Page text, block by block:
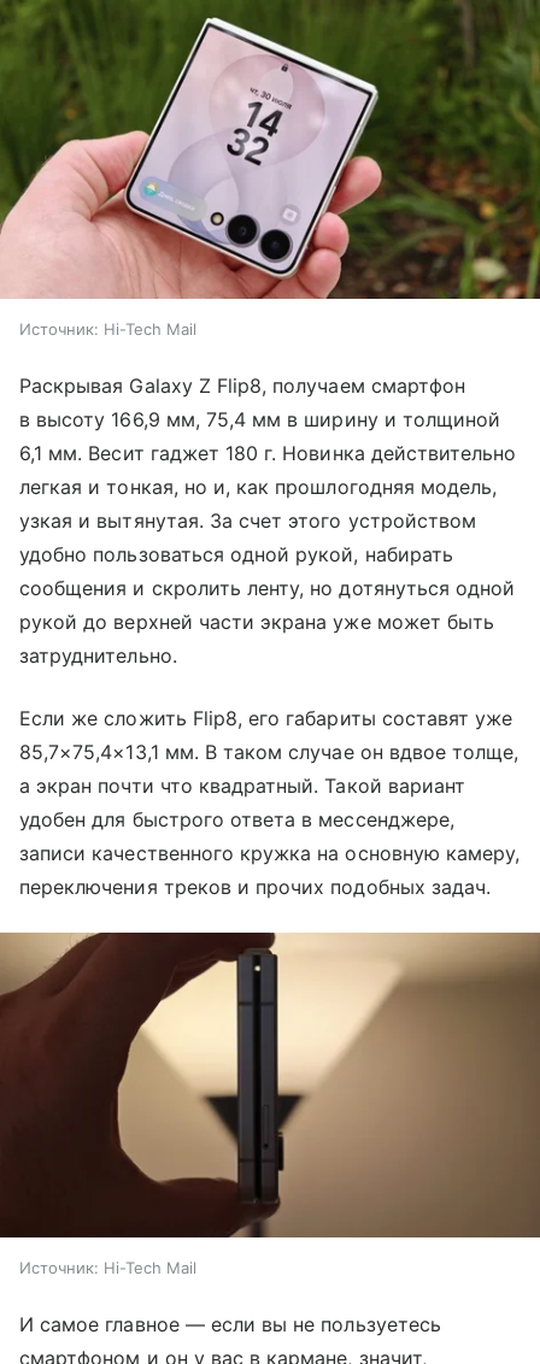
Источник: Hi-Tech Mail
Раскрывая Galaxy Z Flip8, получаем смартфон
в высоту 166,9 мм, 75,4 мм в ширину и толщиной
6,1 мм. Весит гаджет 180 г. Новинка действительно
легкая и тонкая, но и, как прошлогодняя модель,
узкая и вытянутая. За счет этого устройством
удобно пользоваться одной рукой, набирать
сообщения и скролить ленту, но дотянуться одной
рукой до верхней части экрана уже может быть
затруднительно.
Если же сложить Flip8, его габариты составят уже
85,7×75,4×13,1 мм. В таком случае он вдвое толще,
а экран почти что квадратный. Такой вариант
удобен для быстрого ответа в мессенджере,
записи качественного кружка на основную камеру,
переключения треков и прочих подобных задач.
Источник: Hi-Tech Mail
И самое главное — если вы не пользуетесь
смартфоном и он у вас в кармане, значит,